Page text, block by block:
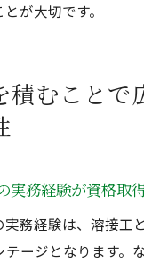
が大切です。
積むことで
実務経験が資格取
実務経験は、溶接工
テージとなります。